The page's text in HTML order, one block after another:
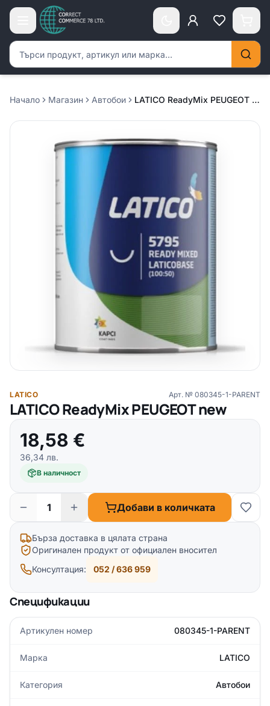
Търсене на продукти
Начало Магазин Автобои LATICO ReadyMix PEUGEOT new
LATICO Арт. № 080345-1-PARENT
LATICO ReadyMix PEUGEOT new
18,58 €
36,34 лв.
В наличност
Добави в количката
Бърза доставка в цялата страна
Оригинален продукт от официален вносител
Консултация:
052 / 636 959
Спецификации
Артикулен номер 080345-1-PARENT
Марка LATICO
Категория Автобои